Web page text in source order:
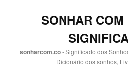
SONHAR COM
sonharcom.co- Significado dos
Dicionário dos sonhos,